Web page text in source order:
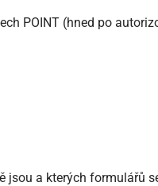
POINT (hned po
jsou a kterých formulářů